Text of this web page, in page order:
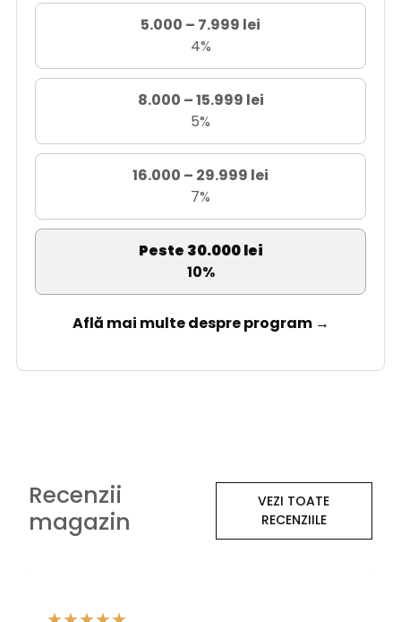
5.000 – 7.999 lei
4%
8.000 – 15.999 lei
5%
16.000 – 29.999 lei
7%
Peste 30.000 lei
10%
Află mai multe despre program →
Recenzii
magazin
VEZI TOATE
RECENZIILE